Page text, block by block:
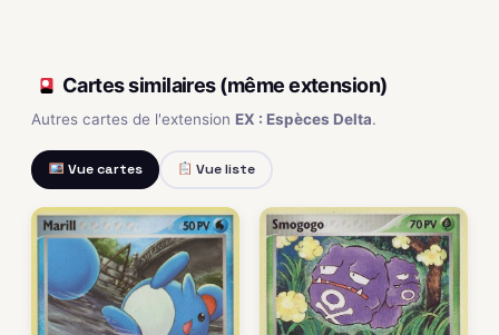
Cartes similaires (même extension)
Autres cartes de l'extension EX : Espèces Delta.
Vue cartes Vue liste